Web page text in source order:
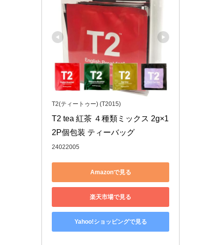
T2(ティートゥー) (T2015)
T2 tea 紅茶 ４種類ミックス 2g×1
2P個包装 ティーバッグ
24022005
Amazonで見る
楽天市場で見る
Yahoo!ショッピングで見る